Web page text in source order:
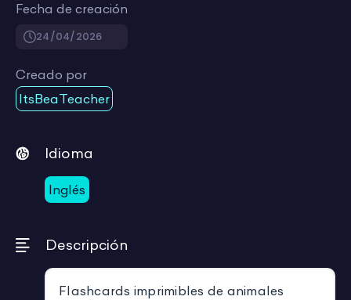
Fecha de creación
24/04/2026
Creado por
ItsBeaTeacher
Idioma
Inglés
Descripción
Flashcards imprimibles de animales